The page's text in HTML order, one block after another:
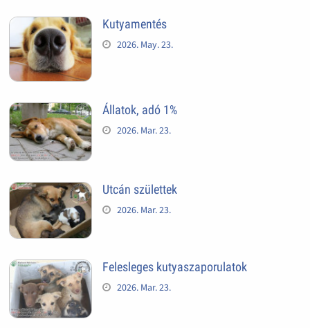
Kutyamentés
2026. May. 23.
Állatok, adó 1%
2026. Mar. 23.
Utcán születtek
2026. Mar. 23.
Felesleges kutyaszaporulatok
2026. Mar. 23.